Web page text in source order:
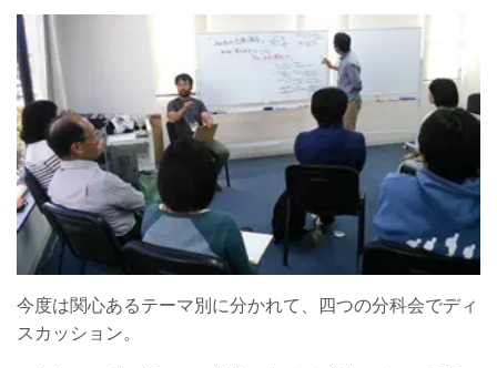
今度は関心あるテーマ別に分かれて、四つの分科会でディ
スカッション。